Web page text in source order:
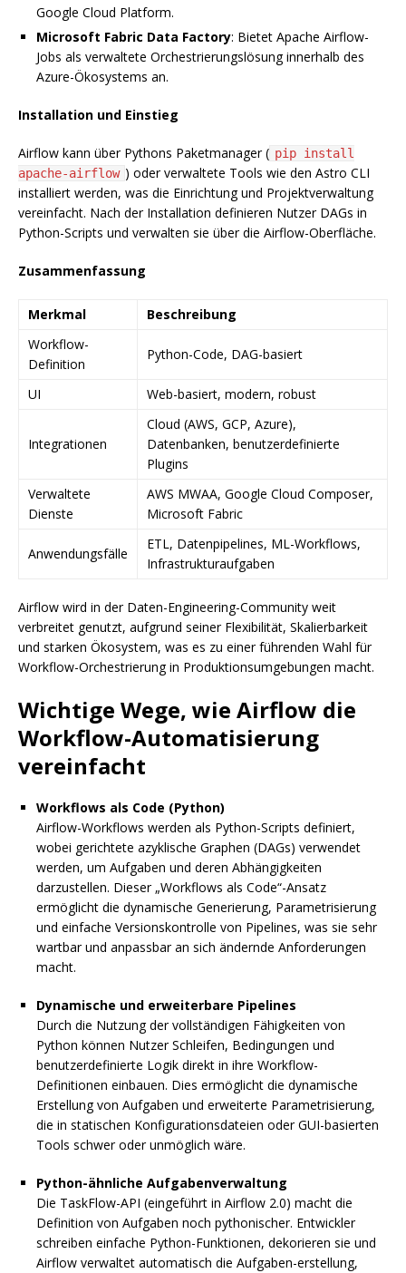
Google Cloud Platform.
Microsoft Fabric Data Factory: Bietet Apache Airflow-
Jobs als verwaltete Orchestrierungslösung innerhalb des
Azure-Ökosystems an.
Installation und Einstieg
Airflow kann über Pythons Paketmanager ( pip install
apache-airflow ) oder verwaltete Tools wie den Astro CLI
installiert werden, was die Einrichtung und Projektverwaltung
vereinfacht. Nach der Installation definieren Nutzer DAGs in
Python-Scripts und verwalten sie über die Airflow-Oberfläche.
Zusammenfassung
Merkmal
Beschreibung
Workflow-
Definition
Python-Code, DAG-basiert
UI Web-basiert, modern, robust
Integrationen
Cloud (AWS, GCP, Azure),
Datenbanken, benutzerdefinierte
Plugins
Verwaltete
Dienste
AWS MWAA, Google Cloud Composer,
Microsoft Fabric
Anwendungsfälle
ETL, Datenpipelines, ML-Workflows,
Infrastrukturaufgaben
Airflow wird in der Daten-Engineering-Community weit
verbreitet genutzt, aufgrund seiner Flexibilität, Skalierbarkeit
und starken Ökosystem, was es zu einer führenden Wahl für
Workflow-Orchestrierung in Produktionsumgebungen macht.
Wichtige Wege, wie Airflow die
Workflow-Automatisierung
vereinfacht
Workflows als Code (Python)
Airflow-Workflows werden als Python-Scripts definiert,
wobei gerichtete azyklische Graphen (DAGs) verwendet
werden, um Aufgaben und deren Abhängigkeiten
darzustellen. Dieser „Workflows als Code“-Ansatz
ermöglicht die dynamische Generierung, Parametrisierung
und einfache Versionskontrolle von Pipelines, was sie sehr
wartbar und anpassbar an sich ändernde Anforderungen
macht.
Dynamische und erweiterbare Pipelines
Durch die Nutzung der vollständigen Fähigkeiten von
Python können Nutzer Schleifen, Bedingungen und
benutzerdefinierte Logik direkt in ihre Workflow-
Definitionen einbauen. Dies ermöglicht die dynamische
Erstellung von Aufgaben und erweiterte Parametrisierung,
die in statischen Konfigurationsdateien oder GUI-basierten
Tools schwer oder unmöglich wäre.
Python-ähnliche Aufgabenverwaltung
Die TaskFlow-API (eingeführt in Airflow 2.0) macht die
Definition von Aufgaben noch pythonischer. Entwickler
schreiben einfache Python-Funktionen, dekorieren sie und
Airflow verwaltet automatisch die Aufgaben-erstellung,